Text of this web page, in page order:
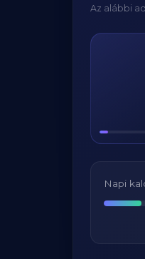
Az alábbi
Napi